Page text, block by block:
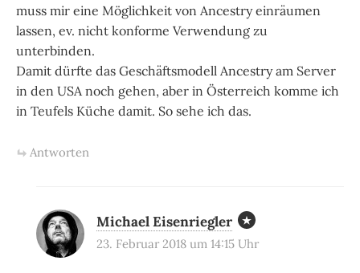
muss mir eine Möglichkeit von Ancestry einräumen
lassen, ev. nicht konforme Verwendung zu
unterbinden.
Damit dürfte das Geschäftsmodell Ancestry am Server
in den USA noch gehen, aber in Österreich komme ich
in Teufels Küche damit. So sehe ich das.
Antworten
Michael Eisenriegler
23. Februar 2018 um 14:15 Uhr